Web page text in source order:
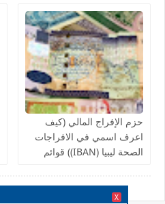
X
لإنجاز الإفراج المالي عن
رواتب الموظفين لشهر
أغسطس
حزم الإفراج المالي (كيف
اعرف اسمي في الافراجات
الصحة ليبيا (IBAN)) قوائم
الزراعي ,جهاز حرس المنشآت